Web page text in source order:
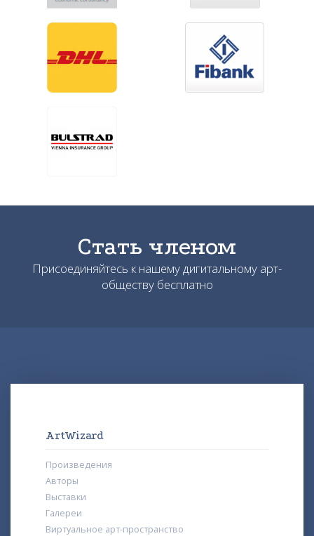
Стать членом
Присоединяйтесь к нашему дигитальному арт-
обществу бесплатно
ArtWizard
Произведения
Авторы
Выставки
Галереи
Виртуальное арт-пространство